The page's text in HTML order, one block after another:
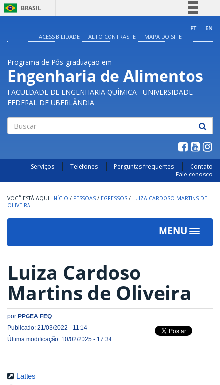
BRASIL
Comunica BR
Acesso à informação
Legislação
PT
EN
ACESSIBILIDADE
ALTO CONTRASTE MAPA DO SITE
Programa de Pós-graduação em
Engenharia de Alimentos
FACULDADE DE ENGENHARIA QUÍMICA - UNIVERSIDADE
FEDERAL DE UBERLÂNDIA
Serviços Telefones Perguntas frequentes
Contato
Fale conosco
INÍCIO / PESSOAS / EGRESSOS / LUIZA CARDOSO MARTINS DE
OLIVEIRA
MENU
Toggle
Luiza Cardoso
Martins de Oliveira
por PPGEA FEQ
Publicado: 21/03/2022 - 11:14
Última modificação: 10/02/2025 - 17:34
Lattes